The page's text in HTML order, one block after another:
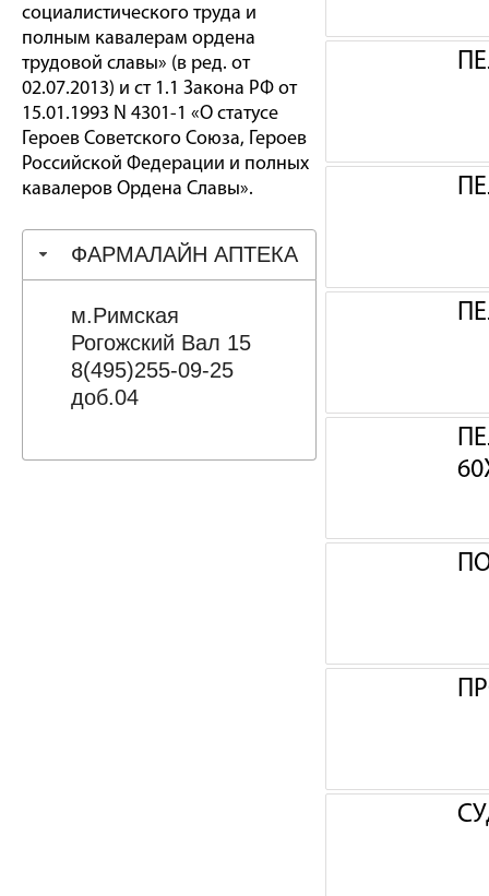
социалистического труда и
полным кавалерам ордена
трудовой славы» (в ред. от
02.07.2013) и ст 1.1 Закона РФ от
15.01.1993 N 4301-1 «О статусе
Героев Советского Союза, Героев
Российской Федерации и полных
кавалеров Ордена Славы».
ФАРМАЛАЙН АПТЕКА
м.Римская
Рогожский Вал 15
8(495)255-09-25
доб.04